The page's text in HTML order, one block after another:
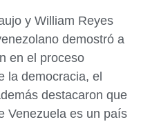
y William Reyes
demostró a
en el proceso
la democracia, el
destacaron que
Venezuela es un país